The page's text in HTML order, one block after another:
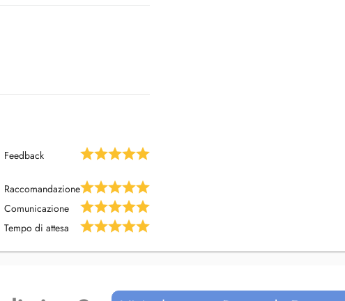
über das Angebot, die
landshut.de
Feedback
Raccomandazione
Comunicazione
Tempo di attesa